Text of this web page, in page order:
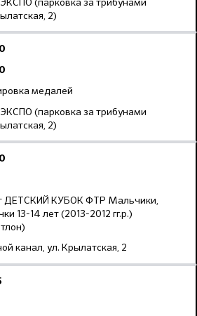
2)
медалей
(парковка за трибунами
2)
ДЕТСКИЙ КУБОК ФТР Мальчики,
13-14 лет (2013-2012 гг.р.)
канал, ул. Крылатская, 2